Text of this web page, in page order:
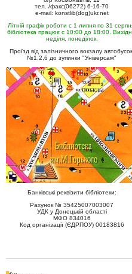
тел. /факс(06272) 6-16-70
e-mail: konstlib(dog)ukr.net
Літній графік роботи с 1 липня по 31
бібліотека працює с 10:00 до 18:00.
неділя, понеділок.
Проїзд від залізничного вокзалу
№1,2,6 до зупинки "Універсам"
Банківські реквізити бібліотеки:
Рахунок № 35425007003007
УДК у Донецькій області
МФО 834016
Код організації (ЄДРПОУ) 00183816